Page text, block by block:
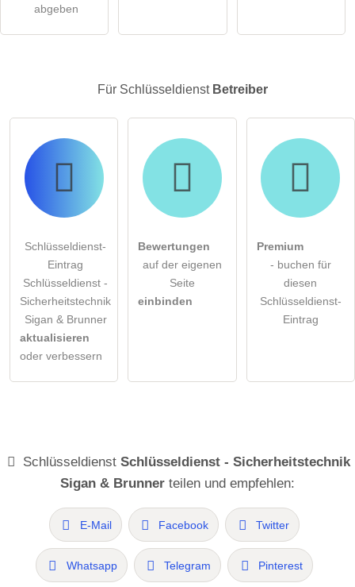
abgeben
Für Schlüsseldienst Betreiber
Schlüsseldienst-
Eintrag
Schlüsseldienst -
Sicherheitstechnik
Sigan & Brunner
aktualisieren
oder verbessern
Bewertungen
auf der eigenen
Seite
einbinden
Premium
- buchen für
diesen
Schlüsseldienst-
Eintrag
SchlüsseldienstSchlüsseldienst - Sicherheitstechnik
Sigan & Brunner teilen und empfehlen:
E-Mail Facebook Twitter
Whatsapp Telegram Pinterest